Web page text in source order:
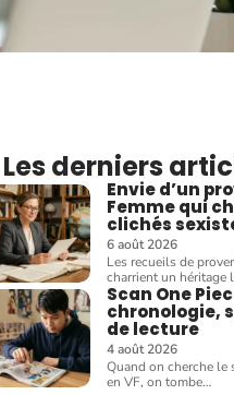
Les derniers
Envie d’un
Femme qui
clichés
6 août 2026
Les recueils de
charrient un héritage
Scan One
chronologie,
de lecture
4 août 2026
Quand on cherche le
en VF, on tombe…